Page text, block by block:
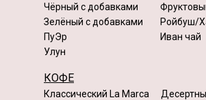
Чёрный с добавками
Зелёный с добавками
ПуЭр
Улун
Ройбуш/
Иван чай
Классический La Marca
КОФЕ